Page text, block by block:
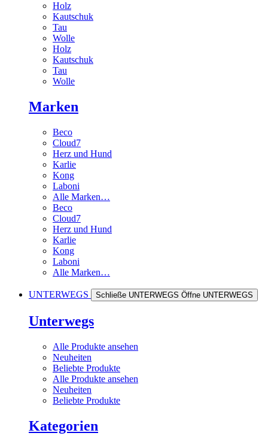
Holz
Kautschuk
Tau
Wolle
Holz
Kautschuk
Tau
Wolle
Marken
Beco
Cloud7
Herz und Hund
Karlie
Kong
Laboni
Alle Marken…
Beco
Cloud7
Herz und Hund
Karlie
Kong
Laboni
Alle Marken…
UNTERWEGS Schließe UNTERWEGS Öffne UNTERWEGS
Unterwegs
Alle Produkte ansehen
Neuheiten
Beliebte Produkte
Alle Produkte ansehen
Neuheiten
Beliebte Produkte
Kategorien